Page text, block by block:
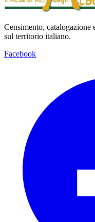
Censimento, catalogazione
sul territorio italiano.
Facebook